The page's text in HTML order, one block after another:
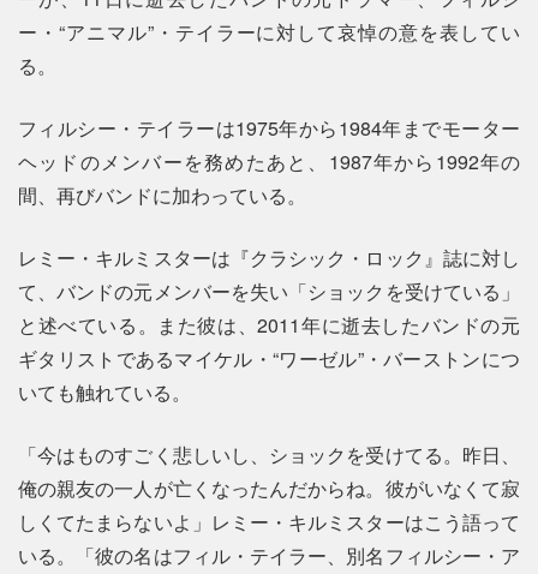
ー・“アニマル”・テイラーに対して哀悼の意を表してい
る。
フィルシー・テイラーは1975年から1984年までモーター
ヘッドのメンバーを務めたあと、1987年から1992年の
間、再びバンドに加わっている。
レミー・キルミスターは『クラシック・ロック』誌に対し
て、バンドの元メンバーを失い「ショックを受けている」
と述べている。また彼は、2011年に逝去したバンドの元
ギタリストであるマイケル・“ワーゼル”・バーストンにつ
いても触れている。
「今はものすごく悲しいし、ショックを受けてる。昨日、
俺の親友の一人が亡くなったんだからね。彼がいなくて寂
しくてたまらないよ」レミー・キルミスターはこう語って
いる。「彼の名はフィル・テイラー、別名フィルシー・ア